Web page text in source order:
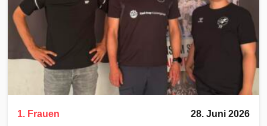
1. Frauen 28. Juni 2026